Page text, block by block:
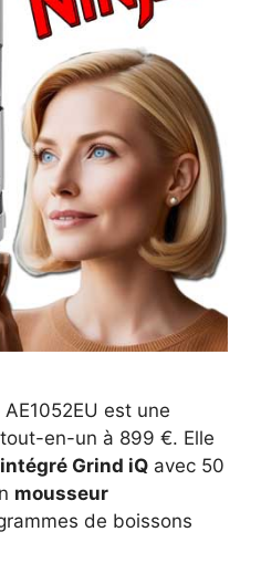
est une
en-un à 899 €. Elle
Grind iQ avec 50
mousseur
de boissons